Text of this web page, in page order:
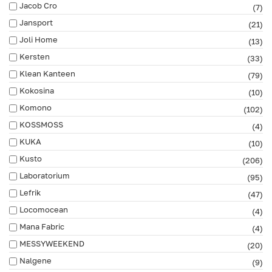
Jacob Cro
(7)
Jansport
(21)
Joli Home
(13)
Kersten
(33)
Klean Kanteen
(79)
Kokosina
(10)
Komono
(102)
KOSSMOSS
(4)
KUKA
(10)
Kusto
(206)
Laboratorium
(95)
Lefrik
(47)
Locomocean
(4)
Mana Fabric
(4)
MESSYWEEKEND
(20)
Nalgene
(9)